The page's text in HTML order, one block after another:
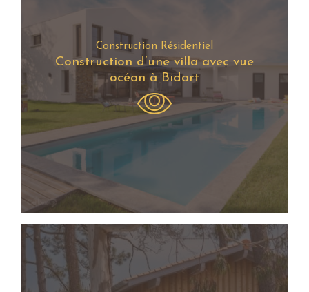
Construction Résidentiel
Construction d’une villa avec vue
océan à Bidart